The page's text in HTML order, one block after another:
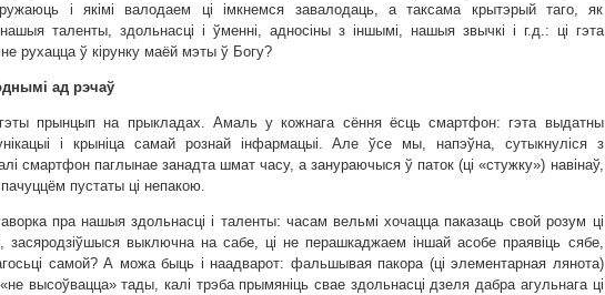
і якімі валодаем ці імкнемся завалодаць, а таксама крытэрый таго, як
таленты, здольнасці і ўменні, адносіны з іншымі, нашыя звычкі і г.д.: ці гэта
рухацца ў кірунку маёй мэты ў Богу?
ад рэчаў
гэты прынцып на прыкладах. Амаль у кожнага сёння ёсць смартфон: гэта выдатны
і крыніца самай рознай інфармацыі. Але ўсе мы, напэўна, сутыкнуліся з
смартфон паглынае занадта шмат часу, а занураючыся ў паток (ці «стужку») навінаў,
пустаты ці непакою.
пра нашыя здольнасці і таленты: часам вельмі хочацца паказаць свой розум ці
засяродзіўшыся выключна на сабе, ці не перашкаджаем іншай асобе праявіць сябе,
самой? А можа быць і наадварот: фальшывая пакора (ці элементарная лянота)
высоўвацца» тады, калі трэба прымяніць свае здольнасці дзеля дабра агульнага ці